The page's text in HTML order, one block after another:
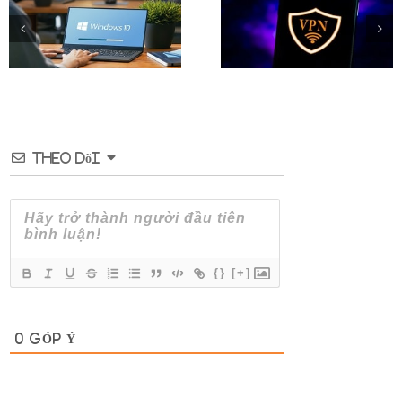
Phần mềm Fake IP hàng
đầu trên iOS, Android,
Windows
Tải Windows 11
Preview (File ISO)
Theo dõi
{} [+]
0 GÓP Ý